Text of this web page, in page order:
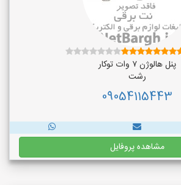
پنل هالوژن ۷ وات توکار
رشت
09054115443
مشاهده پروفایل